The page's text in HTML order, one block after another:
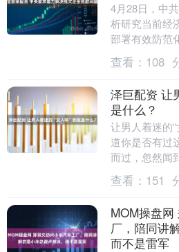
4月28日，中
析研究当前经
部署有效防范
求有序化解地
拖欠企业账款
查看： 108
泽巨配资 让
是什么？
让男人着迷的
道你是否有
而过，忽然闻
时心旷神怡。
心中暗自打....
查看： 151
MOM操盘
厂，陪同讲
而不是雷军